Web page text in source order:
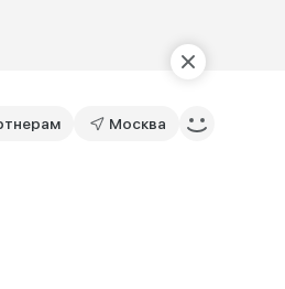
Москва